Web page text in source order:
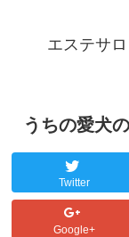
エステサ
うちの愛犬
Twitter
Google+